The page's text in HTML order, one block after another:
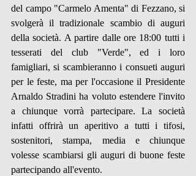
del campo "Carmelo Amenta" di Fezzano, si
svolgerà il tradizionale scambio di auguri
della società. A partire dalle ore 18:00 tutti i
tesserati del club "Verde", ed i loro
famigliari, si scambieranno i consueti auguri
per le feste, ma per l'occasione il Presidente
Arnaldo Stradini ha voluto estendere l'invito
a chiunque vorrà partecipare. La società
infatti offrirà un aperitivo a tutti i tifosi,
sostenitori, stampa, media e chiunque
volesse scambiarsi gli auguri di buone feste
partecipando all'evento.